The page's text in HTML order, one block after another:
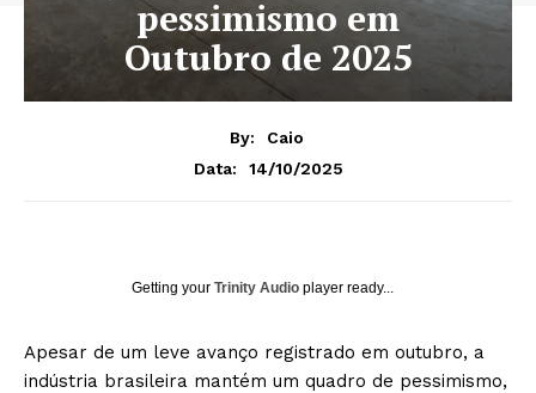
pessimismo em
Outubro de 2025
By:
Caio
Data:
14/10/2025
Getting your Trinity Audio player ready...
Apesar de um leve avanço registrado em outubro, a
indústria brasileira mantém um quadro de pessimismo,